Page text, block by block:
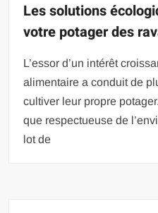
Les solutions
votre potager des
L’essor d’un intérêt
alimentaire a conduit de
cultiver leur propre
que respectueuse de
lot de